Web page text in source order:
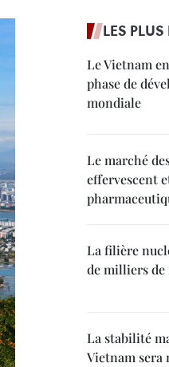
LES PLUS
Le Vietnam
phase de
mondiale
Le marché
effervescent
La filière
de milliers de
La stabilité
Vietnam sera